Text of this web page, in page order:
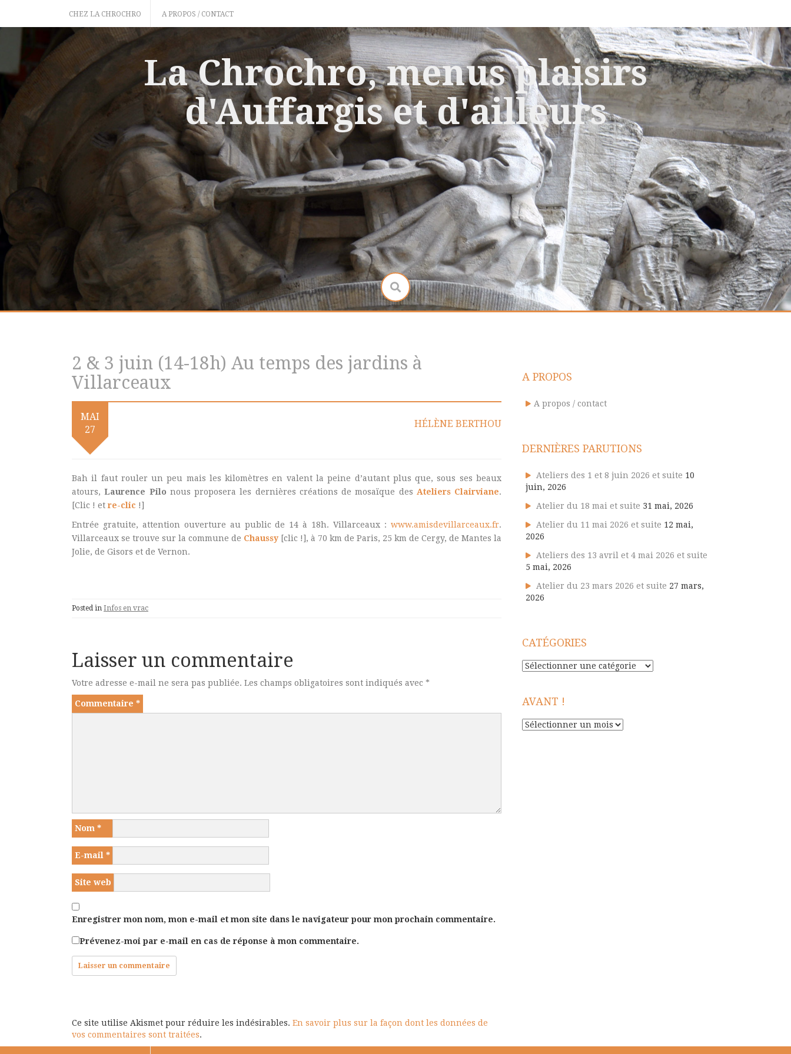
content
CHEZ LA CHROCHRO A PROPOS / CONTACT
La Chrochro, menus plaisirs
d'Auffargis et d'ailleurs
2 & 3 juin (14-18h) Au temps des jardins à
Villarceaux
MAI
27
HÉLÈNE BERTHOU
Bah il faut rouler un peu mais les kilomètres en valent la peine d’autant plus que, sous ses beaux
atours,Laurence Pilo nous proposera les dernières créations de mosaïque des Ateliers Clairviane.
[Clic ! et re-clic !]
Entrée gratuite, attention ouverture au public de 14 à 18h. Villarceaux : www.amisdevillarceaux.fr.
Villarceaux se trouve sur la commune de Chaussy [clic !], à 70 km de Paris, 25 km de Cergy, de Mantes la
Jolie, de Gisors et de Vernon.
Posted in Infos en vrac
Laisser un commentaire
Votre adresse e-mail ne sera pas publiée. Les champs obligatoires sont indiqués avec *
Commentaire *
Nom *
E-mail *
Site web
Enregistrer mon nom, mon e-mail et mon site dans le navigateur pour mon prochain commentaire.
Prévenez-moi par e-mail en cas de réponse à mon commentaire.
Ce site utilise Akismet pour réduire les indésirables. En savoir plus sur la façon dont les données de
vos commentaires sont traitées.
A PROPOS
A propos / contact
DERNIÈRES PARUTIONS
Ateliers des 1 et 8 juin 2026 et suite 10
juin, 2026
Atelier du 18 mai et suite 31 mai, 2026
Atelier du 11 mai 2026 et suite 12 mai,
2026
Ateliers des 13 avril et 4 mai 2026 et suite
5 mai, 2026
Atelier du 23 mars 2026 et suite 27 mars,
2026
CATÉGORIES
Catégories
AVANT !
Avant